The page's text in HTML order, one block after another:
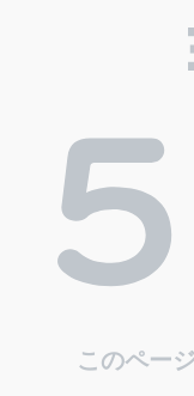
このペー